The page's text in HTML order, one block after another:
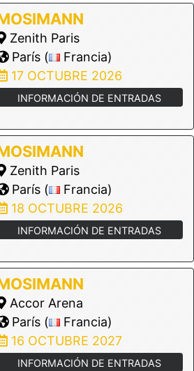
Zenith Paris
París (
Francia)
17 OCTUBRE 2026
INFORMACIÓN DE ENTRADAS
Zenith Paris
París (
Francia)
18 OCTUBRE 2026
INFORMACIÓN DE ENTRADAS
Accor Arena
París (
Francia)
16 OCTUBRE 2027
INFORMACIÓN DE ENTRADAS